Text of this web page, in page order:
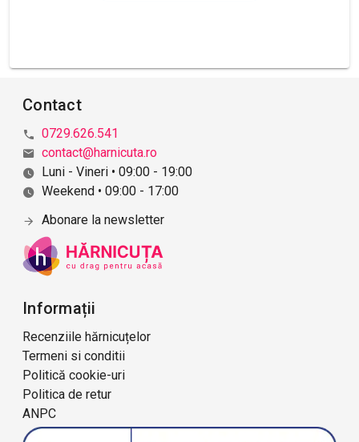
Contact
0729.626.541
contact@harnicuta.ro
Luni - Vineri • 09:00 - 19:00
Weekend • 09:00 - 17:00
Abonare la newsletter
Informații
Recenziile hărnicuțelor
Termeni si conditii
Politică cookie-uri
Politica de retur
ANPC